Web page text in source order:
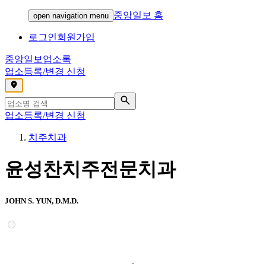
open navigation menu 중앙일보 홈
로그인회원가입
중앙일보 업소록
업소등록/변경 신청
,
업소등록/변경 신청
치주치과
윤성찬치주전문치과
JOHN S. YUN, D.M.D.